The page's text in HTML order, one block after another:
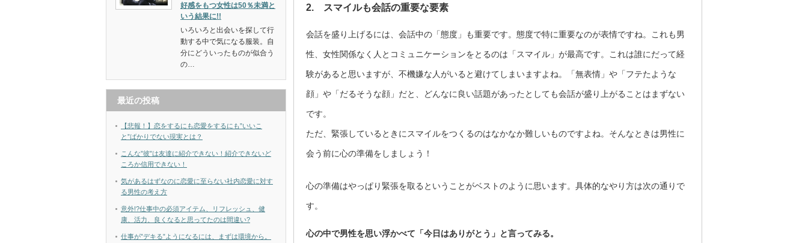
2. スマイルも会話の重要な要素
会話を盛り上げるには、会話中の「態度」も重要です。態度で特に重要なのが表情ですね。これも男
性、女性関係なく人とコミュニケーションをとるのは「スマイル」が最高です。これは誰にだって経
験があると思いますが、不機嫌な人がいると避けてしまいますよね。「無表情」や「フテたような
顔」や「だるそうな顔」だと、どんなに良い話題があったとしても会話が盛り上がることはまずない
です。
ただ、緊張しているときにスマイルをつくるのはなかなか難しいものですよね。そんなときは男性に
会う前に心の準備をしましょう！
心の準備はやっぱり緊張を取るということがベストのように思います。具体的なやり方は次の通りで
す。
心の中で男性を思い浮かべて「今日はありがとう」と言ってみる。
好感をもつ女性は50％未満と
いう結果に!!
いろいろと出会いを探して行
動する中で気になる服装。自
分にどういったものが似合う
の…
最近の投稿
【悲報！】恋をするにも恋愛をするにも”いいこ
と”ばかりでない現実とは？
こんな”彼”は友達に紹介できない！紹介できないど
ころか信用できない！
気があるはずなのに恋愛に至らない社内恋愛に対す
る男性の考え方
意外!?仕事中の必須アイテム、リフレッシュ、健
康、活力、良くなると思ってたのは間違い?
仕事が”デキる”ようになるには、まずは環境から。